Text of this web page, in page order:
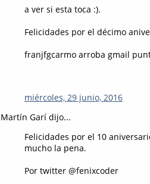
a ver si esta toca :).
Felicidades por el décimo
franjfgcarmo arroba gmail
miércoles, 29 junio, 2016
Martín Garí dijo...
Felicidades por el 10
mucho la pena.
Por twitter @fenixcoder